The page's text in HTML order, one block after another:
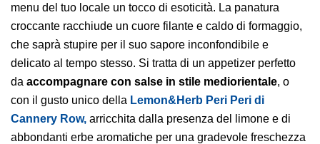
menu del tuo locale un tocco di esoticità. La panatura
croccante racchiude un cuore filante e caldo di formaggio,
che saprà stupire per il suo sapore inconfondibile e
delicato al tempo stesso. Si tratta di un appetizer perfetto
da accompagnare con salse in stile mediorientale, o
con il gusto unico della Lemon&Herb Peri Peri di
Cannery Row, arricchita dalla presenza del limone e di
abbondanti erbe aromatiche per una gradevole freschezza